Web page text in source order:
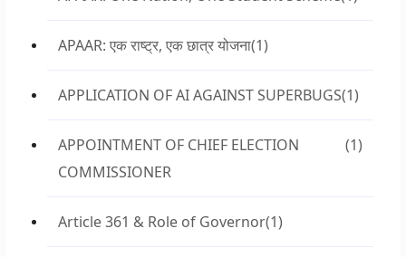
APAAR: एक राष्ट्र, एक छात्र योजना(1)
APPLICATION OF AI AGAINST SUPERBUGS(1)
APPOINTMENT OF CHIEF ELECTION
COMMISSIONER
(1)
Article 361 & Role of Governor(1)